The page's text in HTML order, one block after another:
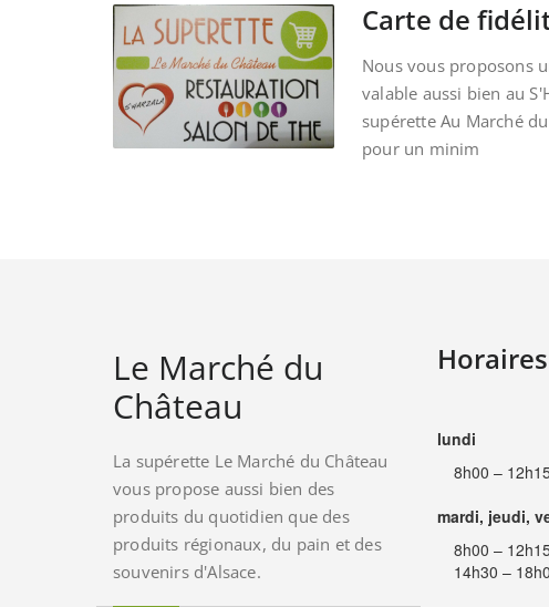
Carte de
Nous vous proposons
valable aussi bien au
supérette Au Marché
pour un minim
Le Marché du
Château
La supérette Le Marché du Château
vous propose aussi bien des
produits du quotidien que des
produits régionaux, du pain et des
souvenirs d'Alsace.
Horaires
lundi
8h00 –
mardi, jeudi,
8h00 –
14h30 –